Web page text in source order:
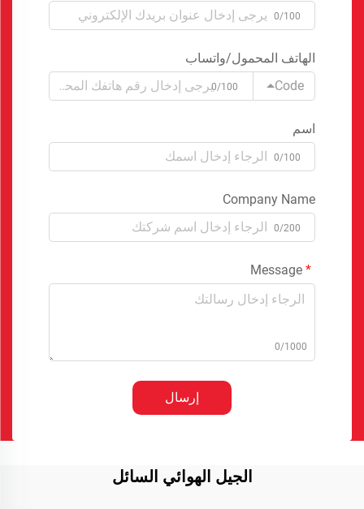
0/100
الهاتف المحمول/واتساب
Code
0/100
اسم
0/100
Company Name
0/200
0/1000
إرسال
الجيل الهوائي السائل